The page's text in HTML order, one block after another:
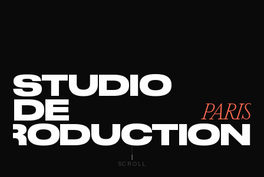
SPOT
STUDIO
DE PARIS
SCROLL